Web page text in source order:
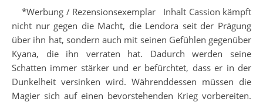
*Werbung / Rezensionsexemplar Inhalt Cassion kämpft
nicht nur gegen die Macht, die Lendora seit der Prägung
über ihn hat, sondern auch mit seinen Gefühlen gegenüber
Kyana, die ihn verraten hat. Dadurch werden seine
Schatten immer stärker und er befürchtet, dass er in der
Dunkelheit versinken wird. Währenddessen müssen die
Magier sich auf einen bevorstehenden Krieg vorbereiten.